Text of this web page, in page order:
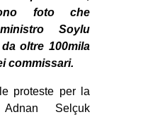
foto che
Soylu
oltre 100mila
commissari.
proteste per la
Selçuk